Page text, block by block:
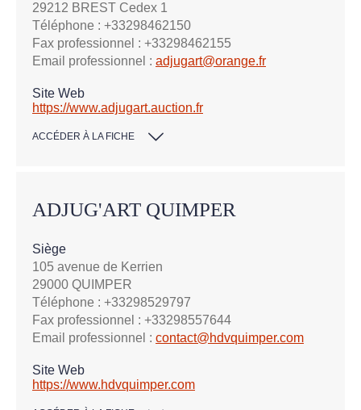
29212 BREST Cedex 1
Téléphone : +33298462150
Fax professionnel : +33298462155
Email professionnel : adjugart@orange.fr
Site Web
https://www.adjugart.auction.fr
ACCÉDER À LA FICHE
ADJUG'ART QUIMPER
Siège
105 avenue de Kerrien
29000 QUIMPER
Téléphone : +33298529797
Fax professionnel : +33298557644
Email professionnel : contact@hdvquimper.com
Site Web
https://www.hdvquimper.com